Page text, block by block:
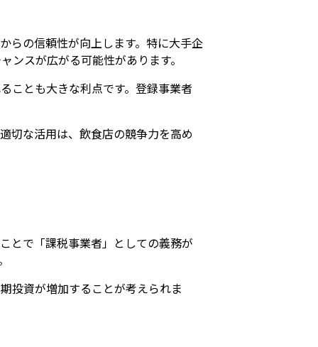
らの信頼性が向上します。特に大手企
スが広がる可能性があります。
ことも大きな利点です。登録事業者
切な活用は、飲食店の競争力を高め
とで「課税事業者」としての義務が
投資が増加することが考えられま